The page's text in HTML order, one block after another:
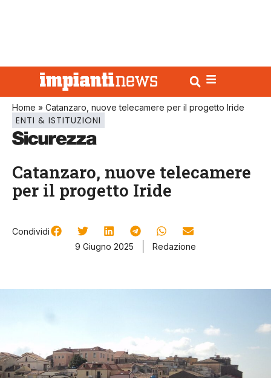
Home » Catanzaro, nuove telecamere per il progetto Iride
ENTI & ISTITUZIONI
Catanzaro, nuove telecamere
per il progetto Iride
Condividi
9 Giugno 2025
Redazione